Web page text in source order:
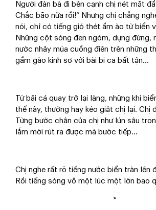
Người đàn bà đi bên cạnh chị nét mặt
Chắc bão nữa rồi!” Nhưng chị chẳng
nói, chỉ có tiếng gió thét ầm ào từ biển
Những cột sóng đen ngòm, dựng đứng,
nước nhảy múa cuồng điên trên những
gầm gào kinh sợ với bài bi ca bất tận…
Từ bãi cá quay trở lại làng, những khi
thế này, thường hay kéo giật chị lại. Chị
Từng bước chân của chị như lún sâu
lắm mới rút ra được mà bước tiếp…
Chị nghe rất rõ tiếng nước biển tràn lên
Rồi tiếng sóng vỗ một lúc một lớn bao
*